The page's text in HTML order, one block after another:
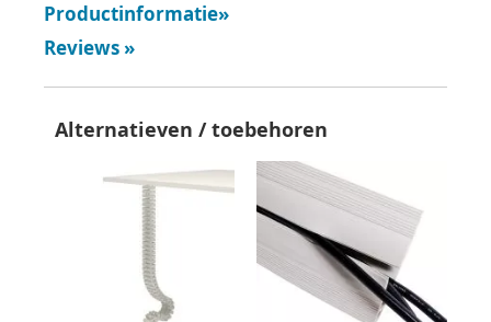
Productinformatie»
Reviews »
Alternatieven / toebehoren